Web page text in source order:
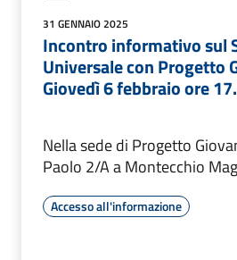
31 GENNAIO 2025
Incontro informativo sul
Universale con Progetto
Giovedì 6 febbraio ore
Nella sede di Progetto
Paolo 2/A a Montecchio
Accesso all'informazione